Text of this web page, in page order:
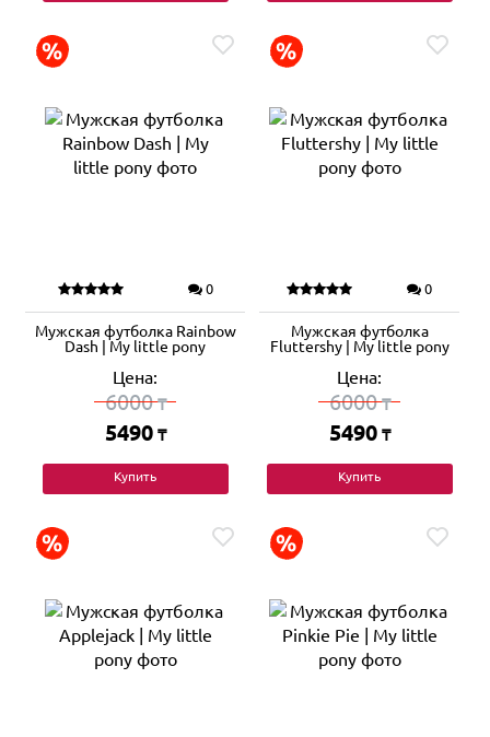
0
Мужская футболка Rainbow
Dash | My little pony
Цена:
6000₸
5490 ₸
Купить
0
Мужская футболка
Fluttershy | My little pony
Цена:
6000₸
5490 ₸
Купить